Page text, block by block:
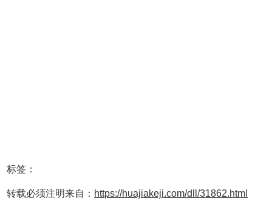
标签：
转载必须注明来自： https://huajiakeji.com/dll/31862.html